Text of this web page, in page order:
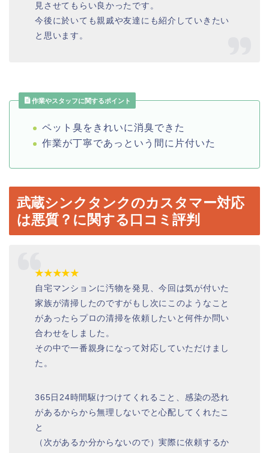
見させてもらい良かったです。
今後に於いても親戚や友達にも紹介していきたい
と思います。
作業やスタッフに関するポイント
ペット臭をきれいに消臭できた
作業が丁寧であっという間に片付いた
武蔵シンクタンクのカスタマー対応
は悪質？に関する口コミ評判
★★★★★
自宅マンションに汚物を発見、今回は気が付いた
家族が清掃したのですがもし次にこのようなこと
があったらプロの清掃を依頼したいと何件か問い
合わせをしました。
その中で一番親身になって対応していただけまし
た。
365日24時間駆けつけてくれること、感染の恐れ
があるからから無理しないでと心配してくれたこ
と
（次があるか分からないので）実際に依頼するか